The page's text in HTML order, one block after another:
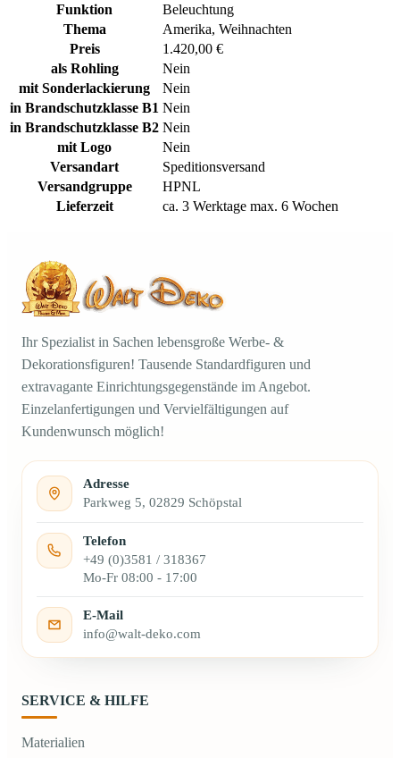
Funktion
Beleuchtung
Thema
Amerika, Weihnachten
Preis
1.420,00 €
als Rohling
Nein
mit Sonderlackierung
Nein
in Brandschutzklasse B1 Nein
in Brandschutzklasse B2 Nein
mit Logo
Nein
Versandart
Speditionsversand
Versandgruppe
HPNL
Lieferzeit
ca. 3 Werktage max. 6 Wochen
Ihr Spezialist in Sachen lebensgroße Werbe- &
Dekorationsfiguren! Tausende Standardfiguren und
extravagante Einrichtungsgegenstände im Angebot.
Einzelanfertigungen und Vervielfältigungen auf
Kundenwunsch möglich!
Adresse
Parkweg 5, 02829 Schöpstal
Telefon
+49 (0)3581 / 318367
Mo-Fr 08:00 - 17:00
E-Mail
info@walt-deko.com
SERVICE & HILFE
Materialien